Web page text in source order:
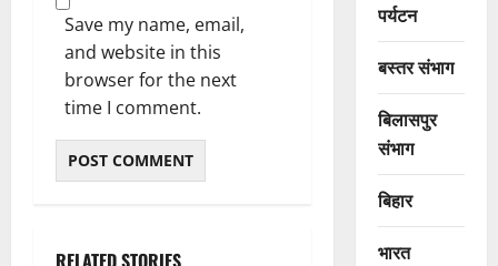
Save my name, email,
and website in this
browser for the next
time I comment.
RELATED STORIES
पर्यटन
बस्तर संभाग
बिलासपुर
संभाग
बिहार
भारत